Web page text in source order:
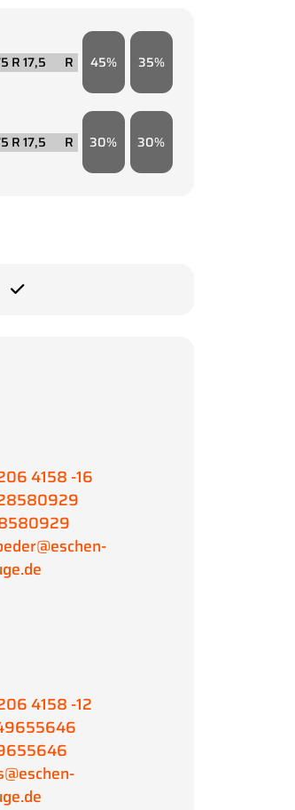
R 17,5 45 35
R 17,5 30 30
4158 -16
4158 -12